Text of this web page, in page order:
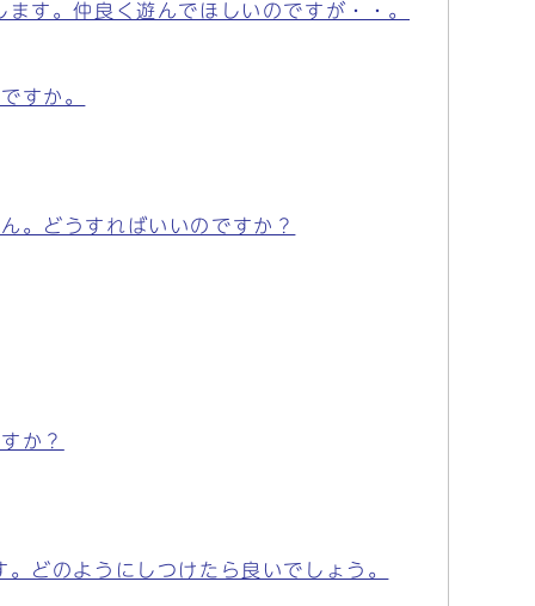
す。仲良く遊んでほしいのですが・・。
すか。
。どうすればいいのですか？
か？
どのようにしつけたら良いでしょう。